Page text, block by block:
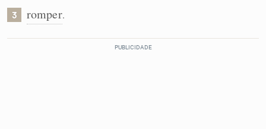
Conexões
3 romper.